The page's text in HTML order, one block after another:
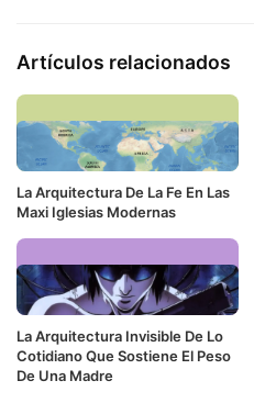
Artículos relacionados
La Arquitectura De La Fe En Las
Maxi Iglesias Modernas
La Arquitectura Invisible De Lo
Cotidiano Que Sostiene El Peso
De Una Madre